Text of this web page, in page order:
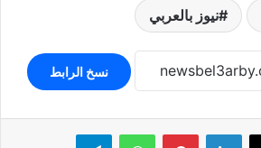
نيوز بالعربي
نسخ الرابط
لينكدإن بينتيريستواتساب تيلقرام